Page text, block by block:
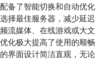
备了智能切换和自动优化
择最佳服务器，减少延迟
流媒体、在线游戏或大文
化极大提高了使用的顺畅
界面设计简洁直观，无论